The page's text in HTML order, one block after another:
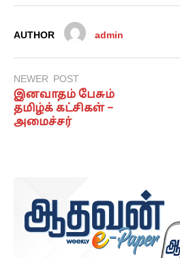
AUTHOR admin
NEWER POST
இனவாதம் பேசும்
தமிழ்க் கட்சிகள் –
அமைச்சர்